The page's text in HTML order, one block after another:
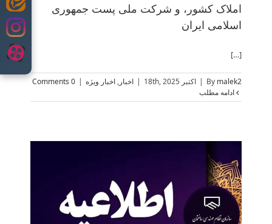
Skip
املاک کشور، و شرکت ملی پست جمهوری
اسلامی ایران
[…]
By malek2
| اکتبر 18th, 2025 | اخبار, اخبار ویژه |
0 Comments
ادامه مطلب